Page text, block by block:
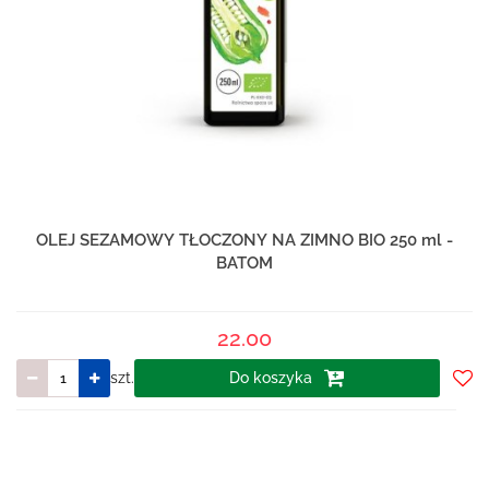
OLEJ SEZAMOWY TŁOCZONY NA ZIMNO BIO 250 ml -
BATOM
22.00
szt. Do koszyka